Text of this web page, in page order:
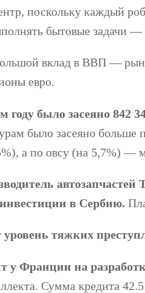
поскольку каждый
бытовые задачи —
вклад в ВВП —
евро.
было засеяно 842
было засеяно
а по овсу (на 5,7%) —
в Сербию.
уровень тяжких
у Франции на
Сумма кредита